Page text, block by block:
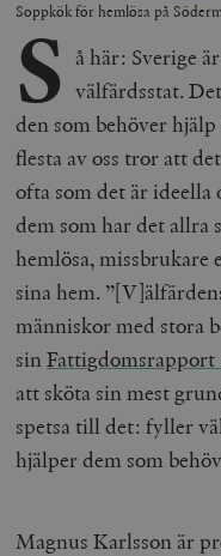
Soppkök för hemlösa på
S å här: Sverige
välfärdsstat.
den som behöver
flesta av oss tror att
ofta som det är
dem som har det allra
hemlösa,
sina hem.
människor med stora
sinFattigdomsrapport
att sköta sin mest
spetsa till det: fyller
hjälper dem som
Magnus Karlsson är